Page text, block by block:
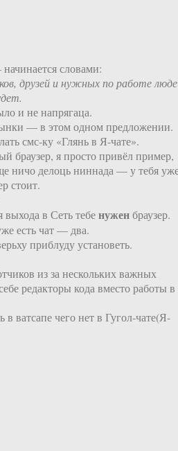
словами:
друзей и нужных по работе
и не напрягаца.
— в этом одном предложении.
смс-ку «Глянь в Я-чате».
браузер, я просто привёл пример,
ничо делоць ниннада — у тебя
стоит.
в Сеть тебенуженбраузер.
есть чат — два.
приблуду установеть.
из за нескольких важных
редакторы кода вместо работы в
ватсапе чего нет в Гугол-чате(Я-